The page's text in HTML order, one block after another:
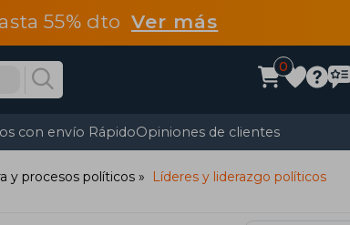
55% dtoVer más
0
con envío RápidoOpiniones de clientes
y procesos políticos Líderes y liderazgo políticos